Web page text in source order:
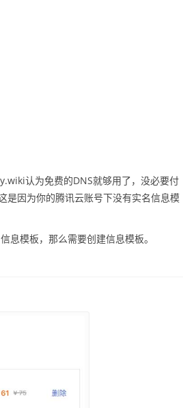
认为免费的DNS就够用了，没必要付
是因为你的腾讯云账号下没有实名信息模
息模板，那么需要创建信息模板。